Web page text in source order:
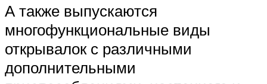
А также выпускаются
многофункциональные виды
открывалок с различными
дополнительными